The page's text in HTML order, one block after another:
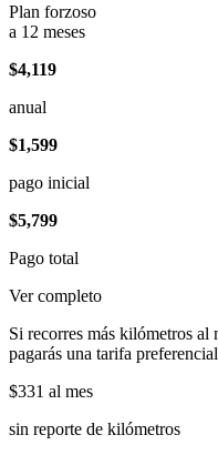
Plan forzoso
a 12 meses
$4,119
anual
$1,599
pago inicial
$5,799
Pago total
Ver completo
Si recorres más kilómetros al
pagarás una tarifa
$331 al mes
sin reporte de kilómetros